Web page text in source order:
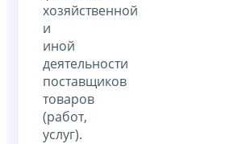
хозяйственной
и
иной
деятельности
поставщиков
товаров
(работ,
услуг).